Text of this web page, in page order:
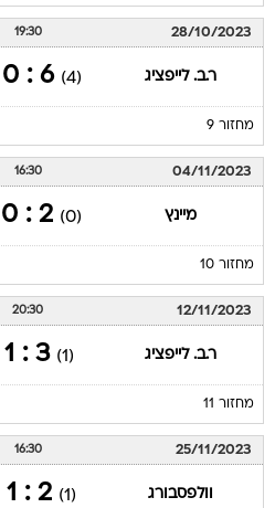
28/10/2023
19:30
ר.ב. לייפציג (4)
6 : 0
מחזור 9
04/11/2023
16:30
מיינץ (0)
2 : 0
מחזור 10
12/11/2023
20:30
ר.ב. לייפציג (1)
3 : 1
מחזור 11
25/11/2023
16:30
וולפסבורג (1)
2 : 1